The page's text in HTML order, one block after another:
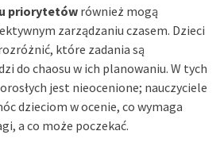
priorytetów również mogą
zarządzaniu czasem. Dzieci
które zadania są
do chaosu w ich planowaniu. W tych
jest nieocenione; nauczyciele
dzieciom w ocenie, co wymaga
a co może poczekać.